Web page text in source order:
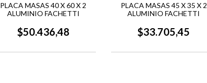
PLACA MASAS 40 X 60 X 2
ALUMINIO FACHETTI
$50.436,48
PLACA MASAS 45 X 35 X 2
ALUMINIO FACHETTI
$33.705,45